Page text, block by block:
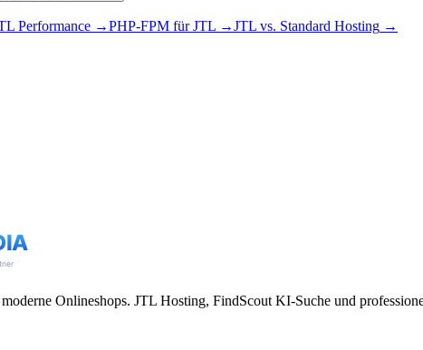
Performance →PHP-FPM für JTL →JTL vs. Standard Hosting →
Onlineshops. JTL Hosting, FindScout KI-Suche und